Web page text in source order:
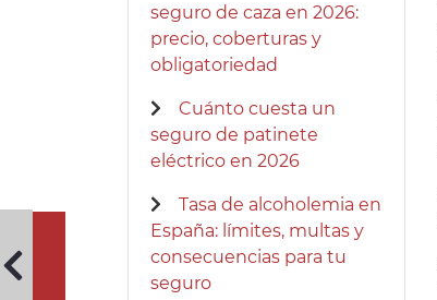
seguro de caza en 2026:
precio, coberturas y
obligatoriedad
Cuánto cuesta un
seguro de patinete
eléctrico en 2026
Tasa de alcoholemia en
España: límites, multas y
consecuencias para tu
seguro